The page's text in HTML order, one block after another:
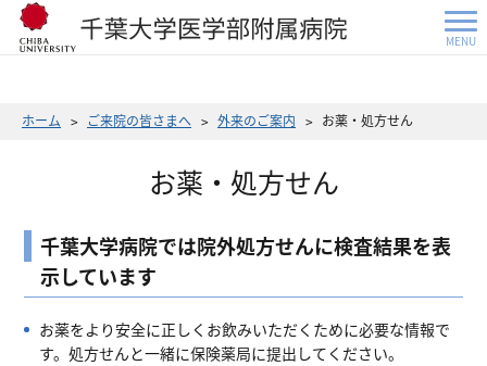
MENU
ホーム ご来院の皆さまへ 外来のご案内 お薬・処方せん
お薬・処方せん
千葉大学病院では院外処方せんに検査結果を表
示しています
お薬をより安全に正しくお飲みいただくために必要な情報で
す。処方せんと一緒に保険薬局に提出してください。